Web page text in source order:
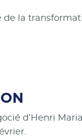
la
d’Henri